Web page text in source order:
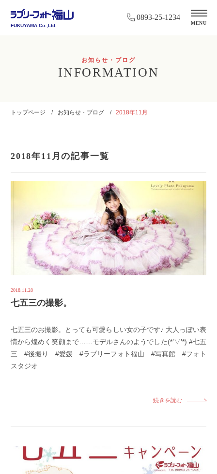
FUKUYAMA Co.,Ltd.
0893-25-1234
MENU
お知らせ・ブログ
INFORMATION
トップページ お知らせ・ブログ 2018年11月
2018年11月の記事一覧
2018.11.28
七五三の撮影。
七五三のお撮影。とっても可愛らしい女の子です♪ 大人っぽい表
情から煌めく笑顔まで……モデルさんのようでした(*’▽’*) #七五
三 #後撮り #愛媛 #ラブリーフォト福山 #写真館 #フォト
スタジオ
続きを読む